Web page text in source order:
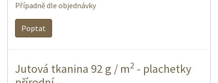
Případně dle objednávky
Poptat
Jutová tkanina 92 g / m2 - plachetky